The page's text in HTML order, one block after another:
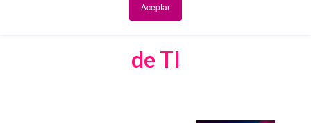
Aceptar
Contenido de interés en el área
de TI